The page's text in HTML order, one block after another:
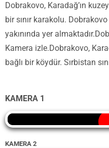
Dobrakovo, Karadağ’ın
bir sınır karakolu. Dobrakovo
yakınında yer
Kamera izle.Dobrakovo,
bağlı bir köydür. Sırbistan
KAMERA 1
KAMERA 2